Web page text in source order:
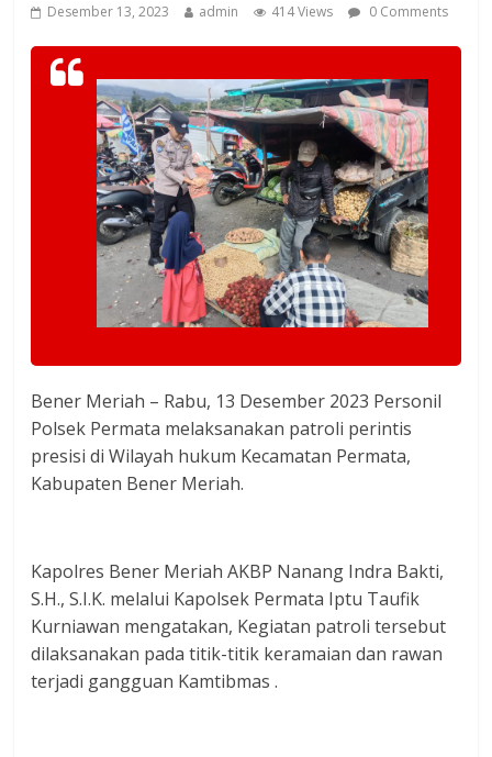
Desember 13, 2023 admin 414 Views 0 Comments
Bener Meriah – Rabu, 13 Desember 2023 Personil
Polsek Permata melaksanakan patroli perintis
presisi di Wilayah hukum Kecamatan Permata,
Kabupaten Bener Meriah.
Kapolres Bener Meriah AKBP Nanang Indra Bakti,
S.H., S.I.K. melalui Kapolsek Permata Iptu Taufik
Kurniawan mengatakan, Kegiatan patroli tersebut
dilaksanakan pada titik-titik keramaian dan rawan
terjadi gangguan Kamtibmas .